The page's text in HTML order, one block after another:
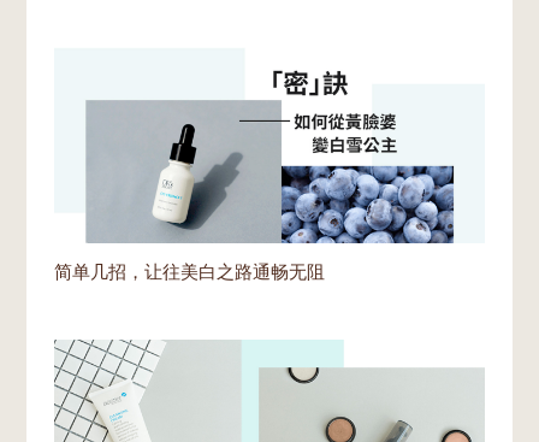
简单几招，让往美白之路通畅无阻